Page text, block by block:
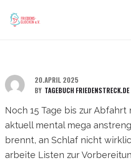
20.APRIL 2025
BY TAGEBUCH FRIEDENSTRECK.DE
Noch 15 Tage bis zur Abfahrt
aktuell mental mega
brennt, an Schlaf nicht
arbeite Listen zur